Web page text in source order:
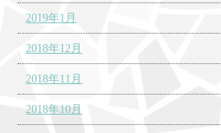
2019年1月
2018年12月
2018年11月
2018年10月